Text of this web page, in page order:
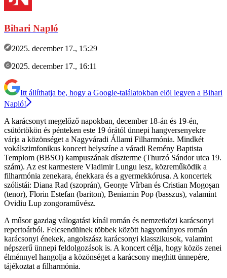
Bihari Napló
2025. december 17., 15:29
2025. december 17., 16:11
Itt állíthatja be, hogy a Google-találatokban elöl legyen a Bihari
Napló!
A karácsonyt megelőző napokban, december 18-án és 19-én,
csütörtökön és pénteken este 19 órától ünnepi hangversenyekre
várja a közönséget a Nagyváradi Állami Filharmónia. Mindkét
vokálszimfonikus koncert helyszíne a váradi Remény Baptista
Templom (BBSO) kampuszának díszterme (Thurzó Sándor utca 19.
szám). Az est karmestere Vladimir Lungu lesz, közreműködik a
filharmónia zenekara, énekkara és a gyermekkórusa. A koncertek
szólistái: Diana Rad (szoprán), George Vîrban és Cristian Mogoșan
(tenor), Florin Estefan (bariton), Beniamin Pop (basszus), valamint
Ovidiu Lup zongoraművész.
A műsor gazdag válogatást kínál román és nemzetközi karácsonyi
repertoárból. Felcsendülnek többek között hagyományos román
karácsonyi énekek, angolszász karácsonyi klasszikusok, valamint
népszerű ünnepi feldolgozások is. A koncert célja, hogy közös zenei
élménnyel hangolja a közönséget a karácsony meghitt ünnepére,
tájékoztat a filharmónia.